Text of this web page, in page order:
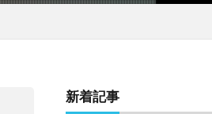
新着記事